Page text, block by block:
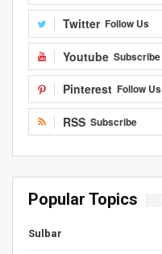
Twitter Follow Us
Youtube Subscribe
Pinterest Follow Us
RSS Subscribe
Popular Topics
Sulbar